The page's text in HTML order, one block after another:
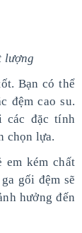
lượng
Bạn có thể
đệm cao su.
các đặc tính
chọn lựa.
em kém chất
gối đệm sẽ
hưởng đến